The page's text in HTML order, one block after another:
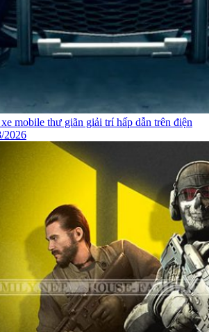
Cry 3 – chơi game mượt mà hơn trên PC